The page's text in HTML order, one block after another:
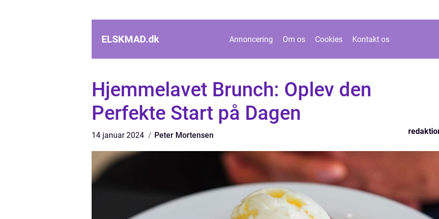
ELSKMAD.dk Annoncering Om os Cookies Kontakt os
Hjemmelavet Brunch: Oplev den
Perfekte Start på Dagen
14 januar 2024 Peter Mortensen